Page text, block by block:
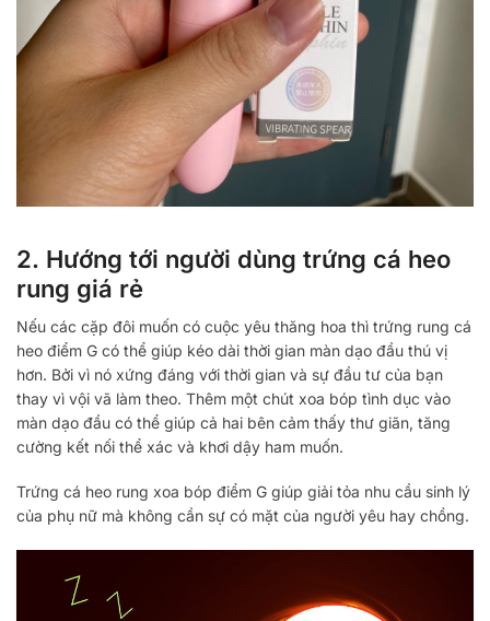
2. Hướng tới người dùng trứng cá heo
rung giá rẻ
Nếu các cặp đôi muốn có cuộc yêu thăng hoa thì trứng rung cá
heo điểm G có thể giúp kéo dài thời gian màn dạo đầu thú vị
hơn. Bởi vì nó xứng đáng với thời gian và sự đầu tư của bạn
thay vì vội vã làm theo. Thêm một chút xoa bóp tình dục vào
màn dạo đầu có thể giúp cả hai bên cảm thấy thư giãn, tăng
cường kết nối thể xác và khơi dậy ham muốn.
Trứng cá heo rung xoa bóp điểm G giúp giải tỏa nhu cầu sinh lý
của phụ nữ mà không cần sự có mặt của người yêu hay chồng.